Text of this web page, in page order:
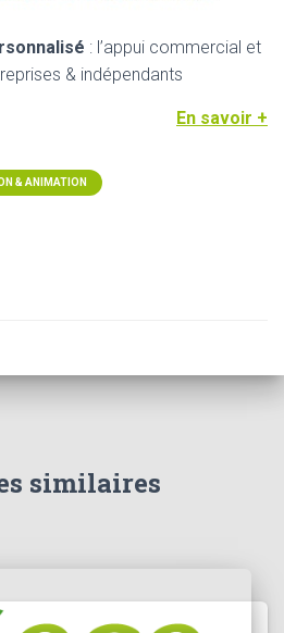
: l’appui commercial et
& indépendants
En savoir +
& ANIMATION
similaires